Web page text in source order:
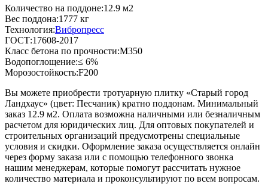
Количество на поддоне:12.9 м2
Вес поддона:1777 кг
Технология:Вибропресс
ГОСТ:17608-2017
Класс бетона по прочности:М350
Водопоглощение:≤ 6%
Морозостойкость:F200
Вы можете приобрести тротуарную плитку «Старый город
Ландхаус» (цвет: Песчаник) кратно поддонам. Минимальный
заказ 12.9 м2. Оплата возможна наличными или безналичным
расчетом для юридических лиц. Для оптовых покупателей и
строительных организаций предусмотрены специальные
условия и скидки. Оформление заказа осуществляется онлайн
через форму заказа или с помощью телефонного звонка
нашим менеджерам, которые помогут рассчитать нужное
количество материала и проконсультируют по всем вопросам.